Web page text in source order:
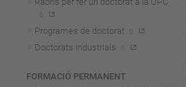
Programes de doctorat
Doctorats industrials
FORMACIÓ PERMANENT